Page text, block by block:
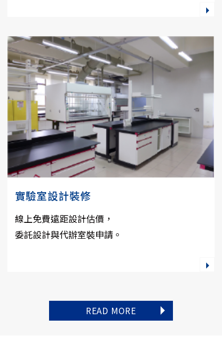
實驗室設計裝修
線上免費遠距設計估價，
委託設計與代辦室裝申請。
READ MORE